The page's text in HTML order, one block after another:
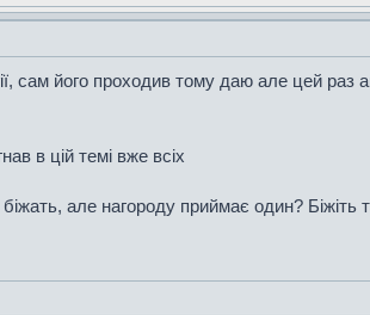
сам його проходив тому даю але цей раз
в цій темі вже всіх
біжать, але нагороду приймає один?